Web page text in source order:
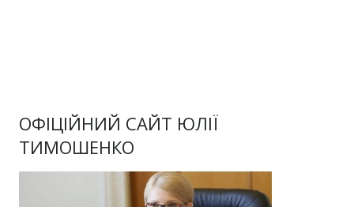
ОФІЦІЙНИЙ САЙТ ЮЛІЇ
ТИМОШЕНКО